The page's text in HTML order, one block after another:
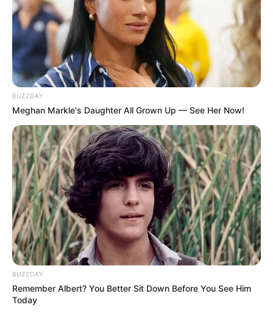
BUZZDAY
Meghan Markle's Daughter All Grown Up — See Her Now!
BUZZDAY
Remember Albert? You Better Sit Down Before You See Him
Today